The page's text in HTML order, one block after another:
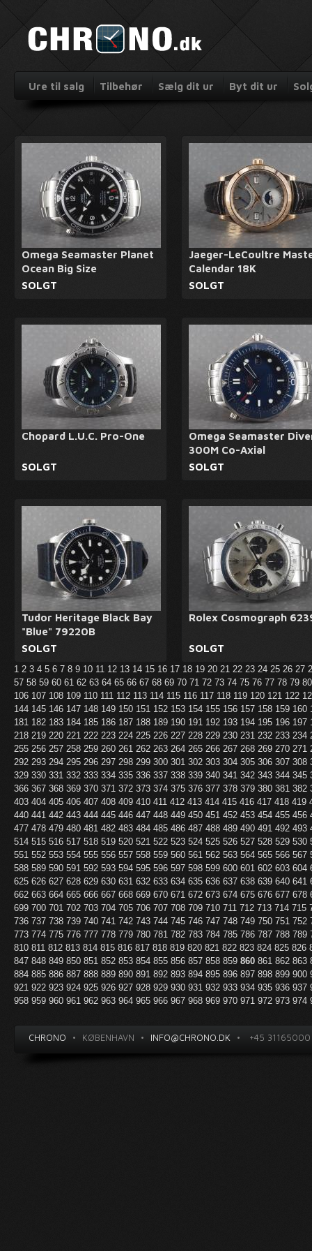
Ure til salg Tilbehør Sælg dit ur Byt dit ur
Omega Seamaster Planet
Ocean Big Size
SOLGT
Jaeger-LeCoultre
Calendar 18K
SOLGT
Chopard L.U.C. Pro-One
SOLGT
Omega Seamaster
300M Co-Axial
SOLGT
Tudor Heritage Black Bay
"Blue" 79220B
SOLGT
Rolex Cosmograph
SOLGT
1 2 3 4 5 6 7 8 9 10 11 12 13 14 15 16 17 18 19 20 21 22 23 24 25 26 27
57 58 59 60 61 62 63 64 65 66 67 68 69 70 71 72 73 74 75 76 77 78 79
106 107 108 109 110 111 112 113 114 115 116 117 118 119 120 121 122
144 145 146 147 148 149 150 151 152 153 154 155 156 157 158 159 160
181 182 183 184 185 186 187 188 189 190 191 192 193 194 195 196 197
218 219 220 221 222 223 224 225 226 227 228 229 230 231 232 233 234
255 256 257 258 259 260 261 262 263 264 265 266 267 268 269 270 271
292 293 294 295 296 297 298 299 300 301 302 303 304 305 306 307 308
329 330 331 332 333 334 335 336 337 338 339 340 341 342 343 344 345
366 367 368 369 370 371 372 373 374 375 376 377 378 379 380 381 382
403 404 405 406 407 408 409 410 411 412 413 414 415 416 417 418 419
440 441 442 443 444 445 446 447 448 449 450 451 452 453 454 455 456
477 478 479 480 481 482 483 484 485 486 487 488 489 490 491 492 493
514 515 516 517 518 519 520 521 522 523 524 525 526 527 528 529 530
551 552 553 554 555 556 557 558 559 560 561 562 563 564 565 566 567
588 589 590 591 592 593 594 595 596 597 598 599 600 601 602 603 604
625 626 627 628 629 630 631 632 633 634 635 636 637 638 639 640 641
662 663 664 665 666 667 668 669 670 671 672 673 674 675 676 677 678
699 700 701 702 703 704 705 706 707 708 709 710 711 712 713 714 715
736 737 738 739 740 741 742 743 744 745 746 747 748 749 750 751 752
773 774 775 776 777 778 779 780 781 782 783 784 785 786 787 788 789
810 811 812 813 814 815 816 817 818 819 820 821 822 823 824 825 826
847 848 849 850 851 852 853 854 855 856 857 858 859 860 861 862 863
884 885 886 887 888 889 890 891 892 893 894 895 896 897 898 899 900
921 922 923 924 925 926 927 928 929 930 931 932 933 934 935 936 937
958 959 960 961 962 963 964 965 966 967 968 969 970 971 972 973 974
CHRONO • KØBENHAVN • INFO@CHRONO.DK • +45 31165000